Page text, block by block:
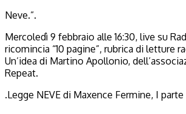
Neve.”.
Mercoledì 9 febbraio alle 16:30, live su
ricomincia “10 pagine”, rubrica di letture
Un’idea di Martino Apollonio,
Repeat.
.Legge NEVE di Maxence Fermine, I parte